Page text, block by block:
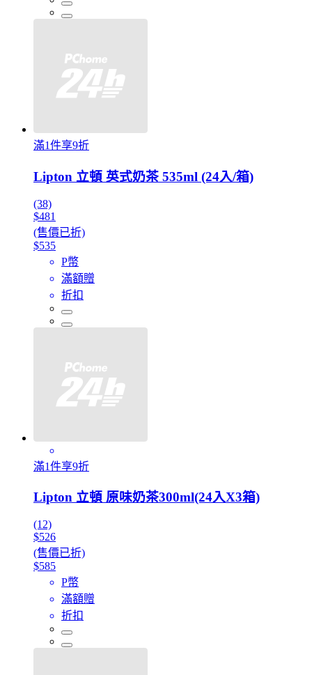
滿1件享9折
Lipton 立頓 英式奶茶 535ml (24入/箱)
(38)
$481
(售價已折)
$535
P幣
滿額贈
折扣
滿1件享9折
Lipton 立頓 原味奶茶300ml(24入X3箱)
(12)
$526
(售價已折)
$585
P幣
滿額贈
折扣